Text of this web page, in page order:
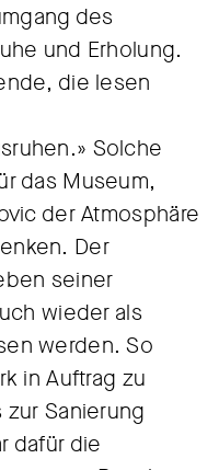
des
und Erholung.
die lesen
Solche
das Museum,
der Atmosphäre
Der
seiner
wieder als
werden. So
in Auftrag zu
Sanierung
dafür die